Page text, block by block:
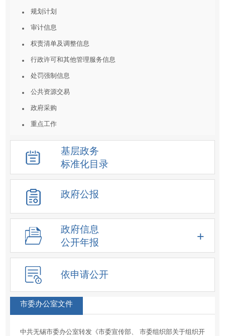
规划计划
审计信息
权责清单及调整信息
行政许可和其他管理服务信息
处罚强制信息
公共资源交易
政府采购
重点工作
统计数据及解读
重大决策预公开
建议提案结果公开
人事信息
重大项目
价格收费
重大民生信息
新闻发布会
化解过剩产能工作信息
降低要素成本信息
征地信息
房屋征收
土地供应
基层政务
标准化目录
政府公报
政府信息
公开年报
依申请公开
市委办公室文件
中共无锡市委办公室转发《市委宣传部、 市委组织部关于组织开